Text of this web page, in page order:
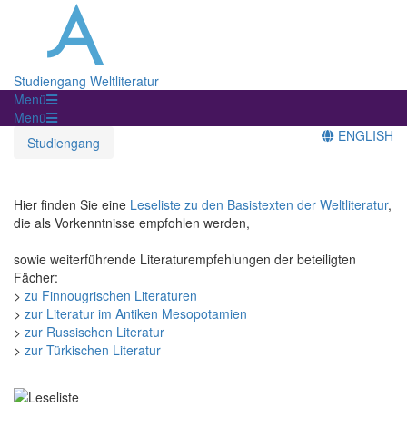
Studiengang Weltliteratur
Menü
Menü
Studiengang
ENGLISH
Hier finden Sie eine Leseliste zu den Basistexten der Weltliteratur,
die als Vorkenntnisse empfohlen werden,
sowie weiterführende Literaturempfehlungen der beteiligten
Fächer:
> zu Finnougrischen Literaturen
> zur Literatur im Antiken Mesopotamien
> zur Russischen Literatur
> zur Türkischen Literatur